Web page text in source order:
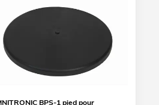
BPS-1 pied pour